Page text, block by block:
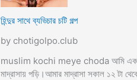
হিন্দুর সাথে ব্যভিচার চটি গল্প
by chotigolpo.club
muslim kochi meye choda আমি
মাদ্রাসায় পড়ি।আমার মাদ্রাসা সকাল ১২ টা